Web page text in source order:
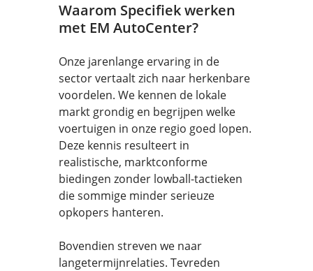
Waarom Specifiek werken
met EM AutoCenter?
Onze jarenlange ervaring in de
sector vertaalt zich naar herkenbare
voordelen. We kennen de lokale
markt grondig en begrijpen welke
voertuigen in onze regio goed lopen.
Deze kennis resulteert in
realistische, marktconforme
biedingen zonder lowball-tactieken
die sommige minder serieuze
opkopers hanteren.
Bovendien streven we naar
langetermijnrelaties. Tevreden